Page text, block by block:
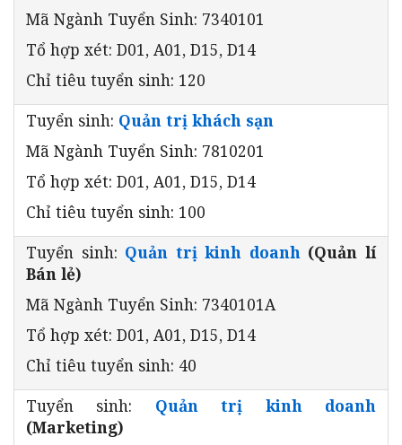
Mã Ngành Tuyển Sinh: 7340101
Tổ hợp xét: D01, A01, D15, D14
Chỉ tiêu tuyển sinh: 120
Tuyển sinh: Quản trị khách sạn
Mã Ngành Tuyển Sinh: 7810201
Tổ hợp xét: D01, A01, D15, D14
Chỉ tiêu tuyển sinh: 100
Tuyển sinh: Quản trị kinh doanh (Quản lí
Bán lẻ)
Mã Ngành Tuyển Sinh: 7340101A
Tổ hợp xét: D01, A01, D15, D14
Chỉ tiêu tuyển sinh: 40
Tuyển sinh: Quản trị kinh doanh
(Marketing)